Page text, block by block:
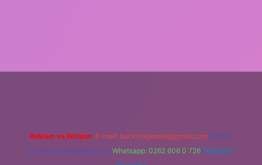
Reklam ve İletişim: E-mail: backlinkpaneli@gmail.com Teams:
forumhizmeti@gmail.com Whatsapp: 0262 606 0 726 Telegram: